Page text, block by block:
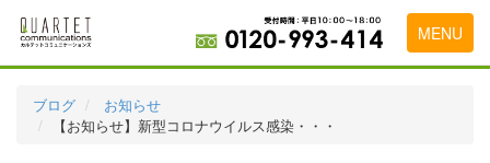
MENU
料金表
ブログ
お知らせ
【お知らせ】新型コロナウイルス感染・・・